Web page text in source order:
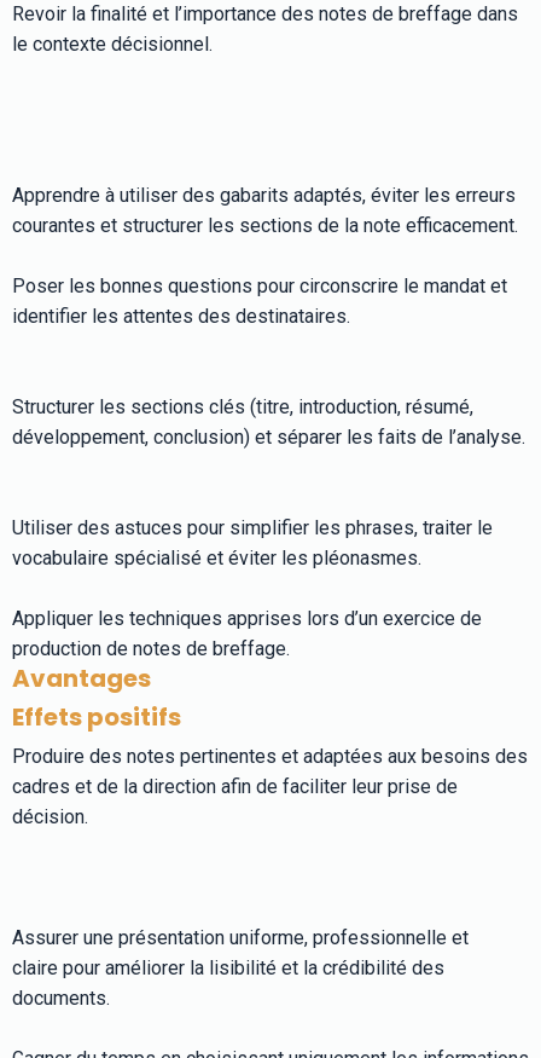
Revoir la finalité et l’importance des notes de breffage dans
le contexte décisionnel.
Apprendre à utiliser des gabarits adaptés, éviter les erreurs
courantes et structurer les sections de la note efficacement.
Poser les bonnes questions pour circonscrire le mandat et
identifier les attentes des destinataires.
Structurer les sections clés (titre, introduction, résumé,
développement, conclusion) et séparer les faits de l’analyse.
Utiliser des astuces pour simplifier les phrases, traiter le
vocabulaire spécialisé et éviter les pléonasmes.
Appliquer les techniques apprises lors d’un exercice de
production de notes de breffage.
Avantages
Effets positifs
Produire des notes pertinentes et adaptées aux besoins des
cadres et de la direction afin de faciliter leur prise de
décision.
Assurer une présentation uniforme, professionnelle et
claire pour améliorer la lisibilité et la crédibilité des
documents.